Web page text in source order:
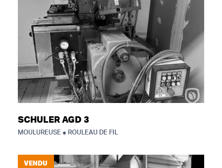
SCHULER AGD 3
MOULUREUSE ● ROULEAU DE FIL
VENDU